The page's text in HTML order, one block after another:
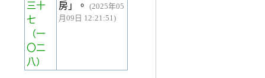
三十
七
（一
〇二
八）
房」。
(2025年05
月09日 12:21:51)